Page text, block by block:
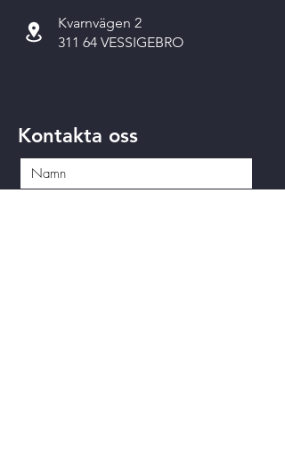
Kvarnvägen 2
311 64 VESSIGEBRO
Kontakta oss